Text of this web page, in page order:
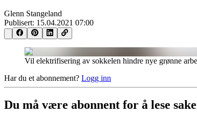
Glenn Stangeland
Publisert: 15.04.2021 07:00
Vil elektrifisering av sokkelen hindre nye grønne
Har du et abonnement? Logg inn
Du må være abonnent for å lese